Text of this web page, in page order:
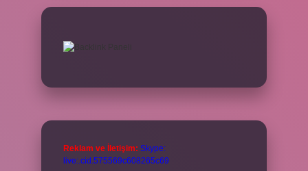
Reklam ve İletişim: Skype:
live:.cid.575569c608265c69